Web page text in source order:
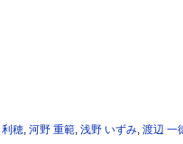
穂,河野 重範,浅野 いずみ,渡辺 一